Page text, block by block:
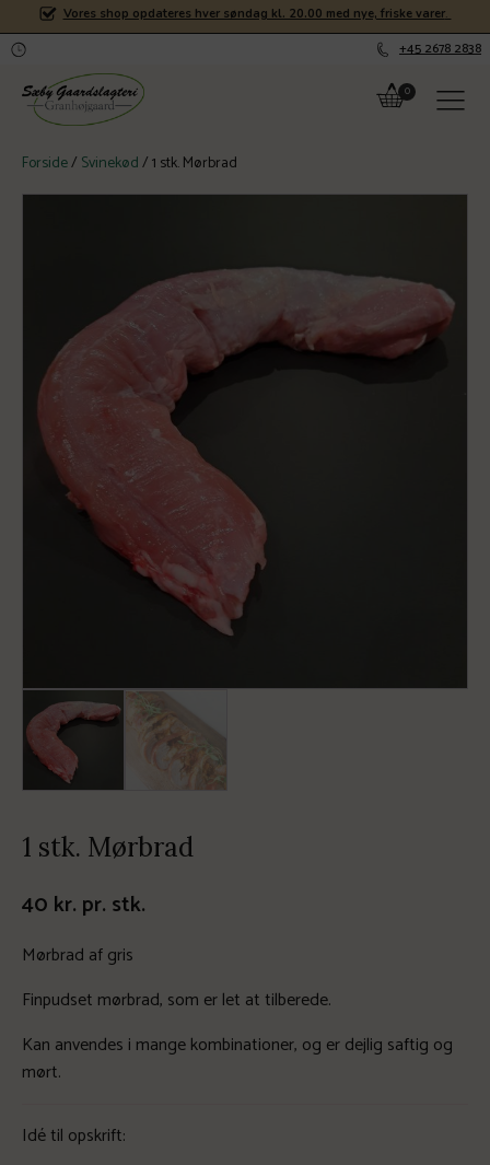
Vores shop opdateres hver søndag kl. 20.00 med nye, friske varer.
+45 2678 2838
Forside/ Svinekød/ 1 stk. Mørbrad
1 stk. Mørbrad
40 kr. pr. stk.
Mørbrad af gris
Finpudset mørbrad, som er let at tilberede.
Kan anvendes i mange kombinationer, og er dejlig saftig og
mørt.
Idé til opskrift: